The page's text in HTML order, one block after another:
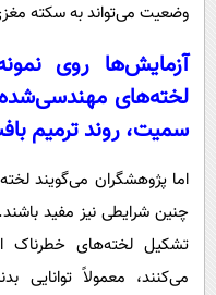
وضعیت می‌تواند به سکته
آزمایش‌ها روی
لخته‌های
سمیت، روند ترمیم
اما پژوهشگران می‌گویند
چنین شرایطی نیز مفید
تشکیل لخته‌های خطرناک
می‌کنند، معمولاً